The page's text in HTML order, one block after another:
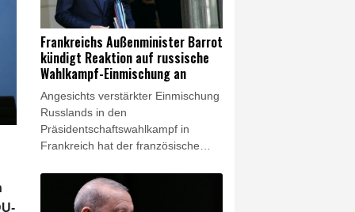
Propagandanetzwerk, das vom
russischen Militärgeheimdienst GRU
unterstützt werden soll, war im
Dezember von der
Bundesregierung bereits für
Desinformationskampagnen
während der Bundestagswahl
verantwortlich gemacht worden.
Frankreichs Außenminister Barrot
kündigt Reaktion auf russische
Wahlkampf-Einmischung an
Angesichts verstärkter Einmischung
Russlands in den
Präsidentschaftswahlkampf in
Frankreich hat der französische
scharfe Gegenmaßnahmen
angekündigt. Die Regierung in Paris